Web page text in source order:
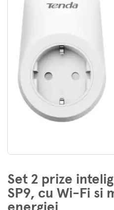
Set 2 prize
SP9, cu Wi-Fi si